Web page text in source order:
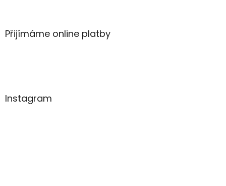
Přijímáme online platby
Instagram